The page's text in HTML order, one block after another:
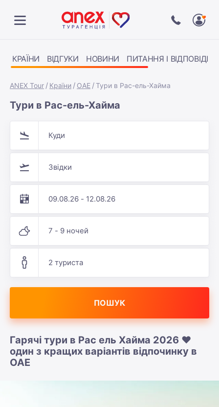
КРАЇНИ ВІДГУКИ НОВИНИ ПИТАННЯ І ВІДПОВІДІ
ANEX Tour Країни ОАЕ Тури в Рас-ель-Хайма
Тури в Рас-ель-Хайма
Куди
Звідки
09.08.26 - 12.08.26
7 - 9 ночей
2 туриста
ПОШУК
Гарячі тури в Рас ель Хайма 2026 ❤️
один з кращих варіантів відпочинку в
ОАЕ